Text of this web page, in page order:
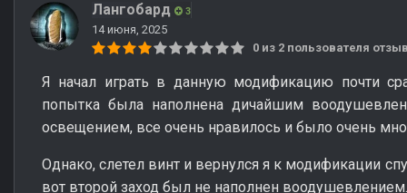
Лангобард 3
14 июня, 2025
0 из 2 пользователя
Я начал играть в данную модификацию почти
попытка была наполнена дичайшим
освещением, все очень нравилось и было очень
Однако, слетел винт и вернулся я к модификации
вот второй заход был не наполнен